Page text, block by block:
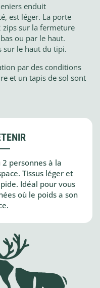
enduit
est léger. La porte
zips sur la fermeture
ou par le haut.
sur le haut du tipi.
par des conditions
et un tapis de sol sont
personnes à la
Tissus léger et
Idéal pour vous
où le poids a son